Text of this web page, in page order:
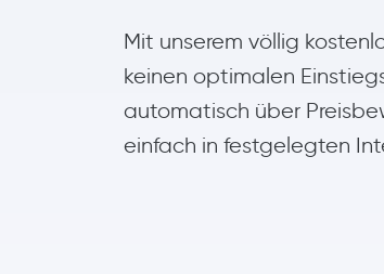
Mit unserem völlig
keinen optimalen
automatisch über
einfach in festgelegten